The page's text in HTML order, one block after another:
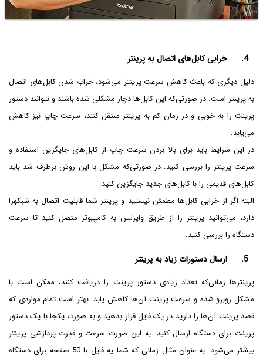
4. خرابی کابل‌های اتصال به پرینتر
دلیل دیگری که باعث کاهش سرعت پرینتر می‌شود، خراب شدن کابل‌های اتصال
به پرینتر است. در صورتی‌که این کابل‌ها دچار مشکلی شده باشند و نتوانند دستور
پرینت را به خوبی و در زمان کم به پرینتر منتقل کنند، سرعت چاپ نیز کاهش
می‌یابد.
در این شرایط باید برای بالا بردن سرعت چاپ از کابل‌های جایگزین استفاده و
سرعت پرینتر را بررسی کنید. در صورتی‌که مشکل با این روش برطرف شد باید
کابل‌های قدیمی را با کابل‌های جدید جایگزین کنید.
البته اگر از خرابی کابل‌ها مطمئن نیستید و پرینتر شما قابلیت اتصال به شبکهرا
دارد، می‌توانید پرینتر را از طریق وایرلس به کامپیوتر متصل کنید تا سرعت
دستگاه را بررسی کنید.
5. ارسال دستورات زیاد به پرینتر
پرینترها زمانی‌که تعداد زیادی دستور پرینت را دریافت کنند، ممکن است با
مشکل روبرو شده و سرعت پرینت آن‌ها کاهش یابد. بهتر است تمام مواردی که
قصد پرینت آن‌ها را دارید در یک فایل قرار بدهید و به صورت یکجا با یک دستور
پرینت برای دستگاه ارسال کنید. به این صورت سرعت و قدرت پردازشی پرینتر
بیشتر می‌شود. به عنوان مثال زمانی که شما یه فایل با 50 صفحه برای دستگاه